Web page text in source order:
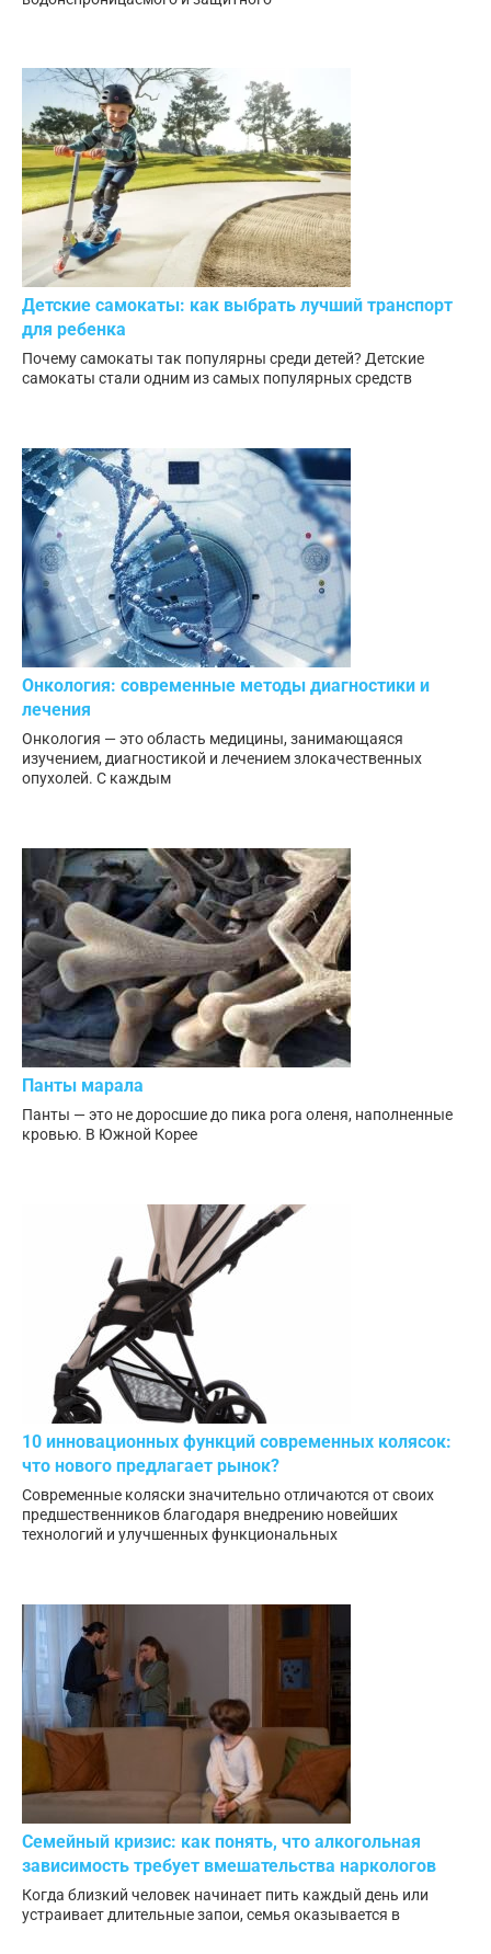
Детские самокаты: как выбрать лучший транспорт
для ребенка
Почему самокаты так популярны среди детей? Детские
самокаты стали одним из самых популярных средств
Онкология: современные методы диагностики и
лечения
Онкология — это область медицины, занимающаяся
изучением, диагностикой и лечением злокачественных
опухолей. С каждым
Панты марала
Панты — это не доросшие до пика рога оленя, наполненные
кровью. В Южной Корее
10 инновационных функций современных колясок:
что нового предлагает рынок?
Современные коляски значительно отличаются от своих
предшественников благодаря внедрению новейших
технологий и улучшенных функциональных
Семейный кризис: как понять, что алкогольная
зависимость требует вмешательства наркологов
Когда близкий человек начинает пить каждый день или
устраивает длительные запои, семья оказывается в